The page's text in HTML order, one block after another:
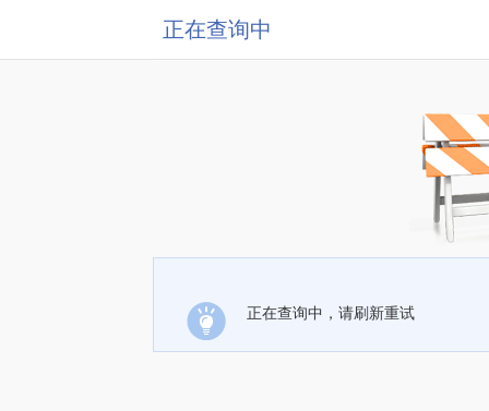
正在查询中
正在查询中，请刷新重试